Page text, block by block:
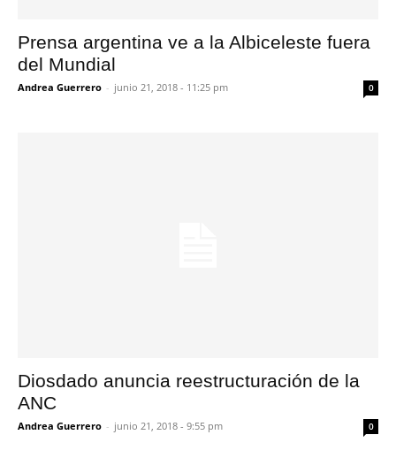
Prensa argentina ve a la Albiceleste fuera
del Mundial
Andrea Guerrero - junio 21, 2018 - 11:25 pm 0
Diosdado anuncia reestructuración de la
ANC
Andrea Guerrero - junio 21, 2018 - 9:55 pm 0